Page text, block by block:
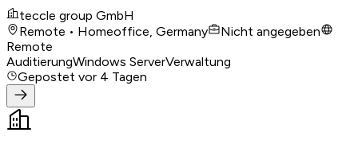
teccle group GmbH
Remote • Homeoffice, Germany
Nicht angegeben
Remote
AuditierungWindows ServerVerwaltung
Gepostet vor 4 Tagen